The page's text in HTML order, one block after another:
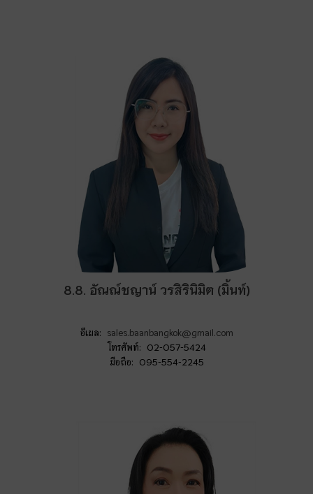
8.8. อัณณ์ชญาน์ วรสิรินิมิต (มิ้นท์)
อีเมล: sales.baanbangkok@gmail.com
โทรศัพท์: 02-057-5424
มือถือ: 095-554-2245